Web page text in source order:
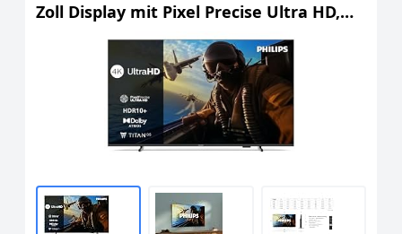
Zoll Display mit Pixel Precise Ultra HD,
Titan OS Plattform und Dolby Atmos
Sound - Funktioniert mit Alexa und
Google Sprachassistent